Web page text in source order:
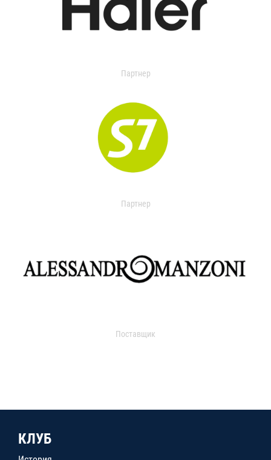
Партнер
Партнер
Поставщик
КЛУБ